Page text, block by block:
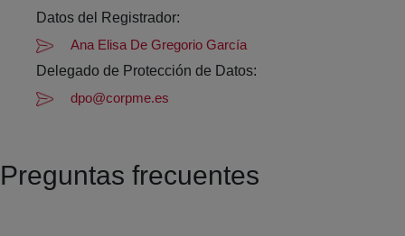
Datos del Registrador:
Ana Elisa De Gregorio García
Delegado de Protección de Datos:
dpo@corpme.es
Preguntas frecuentes